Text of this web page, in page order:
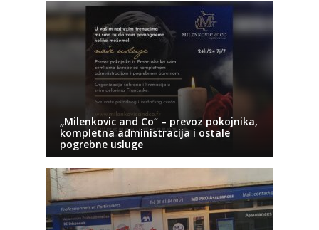
„Milenkovic and Co“ – prevoz pokojnika,
kompletna administracija i ostale
pogrebne usluge